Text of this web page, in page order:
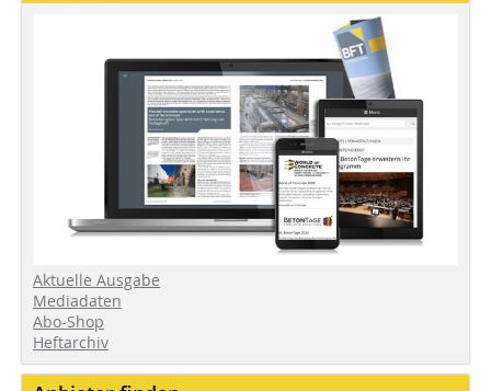
Aktuelle Ausgabe
Mediadaten
Abo-Shop
Heftarchiv